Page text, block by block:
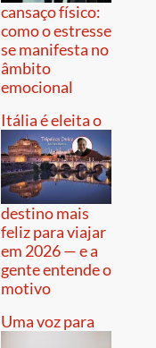
cansaço físico:
como o estresse
se manifesta no
âmbito
emocional
Itália é eleita o
destino mais
feliz para viajar
em 2026 — e a
gente entende o
motivo
Uma voz para